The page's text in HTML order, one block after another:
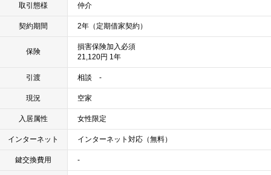
取引態様 仲介
契約期間 2年（定期借家契約）
保険
損害保険加入必須
21,120円 1年
引渡 相談 -
現況 空家
入居属性 女性限定
インターネット インターネット対応（無料）
鍵交換費用 -